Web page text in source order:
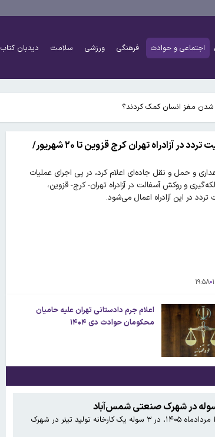
اجتماعی و حوادث فرهنگی ورزشی سلامت دیدبان کتاب
شدن مغز انسان کمک کردند؟
محدودیت تردد در آزادراه تهران کرج قزوین تا ۲۰ شهریور/
و حمل و نقل جاده‌ای اعلام کرد، در پی اجرای عملیات
و روکش آسفالت در آزادراه تهران- کرج- قزوین،
در این آزادراه اعمال می‌شود.
۱۹:۵۸
اعلام جرم دادستانی تهران علیه حامیان
محکومان حوادث دی ۱۴۰۴
سازمان امداد و نجات: ساعت ۱۳:۱۵ روز سه‌شنبه ۱۳ مردادماه ۱۴۰۵، در ۳ سوله یک کارخانه تولید تینر در شهرک